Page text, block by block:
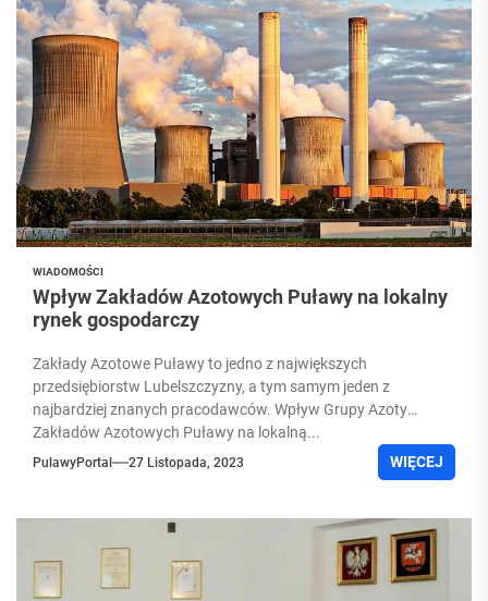
WIADOMOŚCI
Wpływ Zakładów Azotowych Puławy na lokalny
rynek gospodarczy
Zakłady Azotowe Puławy to jedno z największych
przedsiębiorstw Lubelszczyzny, a tym samym jeden z
najbardziej znanych pracodawców. Wpływ Grupy Azoty
Zakładów Azotowych Puławy na lokalną...
PulawyPortal 27 Listopada, 2023 WIĘCEJ